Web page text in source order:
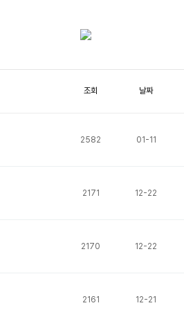
조회 날짜
2582 01-11
2171 12-22
2170 12-22
2161 12-21